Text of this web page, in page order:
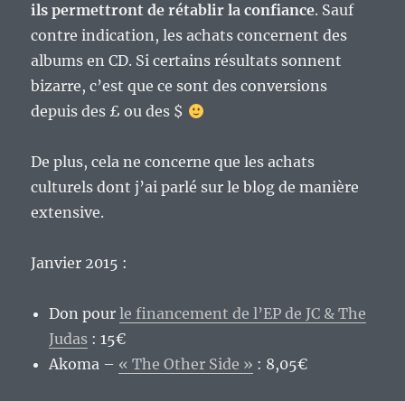
ils permettront de rétablir la confiance. Sauf
contre indication, les achats concernent des
albums en CD. Si certains résultats sonnent
bizarre, c’est que ce sont des conversions
depuis des £ ou des $
De plus, cela ne concerne que les achats
culturels dont j’ai parlé sur le blog de manière
extensive.
Janvier 2015 :
Don pourle financement de l’EP de JC & The
Judas : 15€
Akoma – « The Other Side » : 8,05€